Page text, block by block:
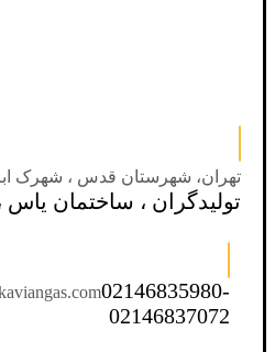
تهران، شهرستان قدس ، شهرک
تولیدگران ، ساختمان یاس ،
02146835980-
02146837072